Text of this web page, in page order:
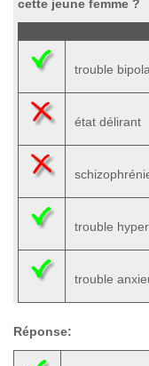
cette jeune femme ?
trouble
état délirant
trouble
trouble
Réponse: